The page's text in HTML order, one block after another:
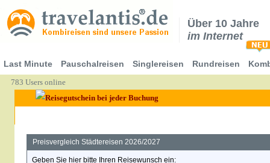
Über 10 Jahre
im Internet
Last Minute Pauschalreisen Singlereisen Rundreisen
783 Users online
Preisvergleich Städtereisen 2026/2027
Geben Sie hier bitte Ihren Reisewunsch ein: